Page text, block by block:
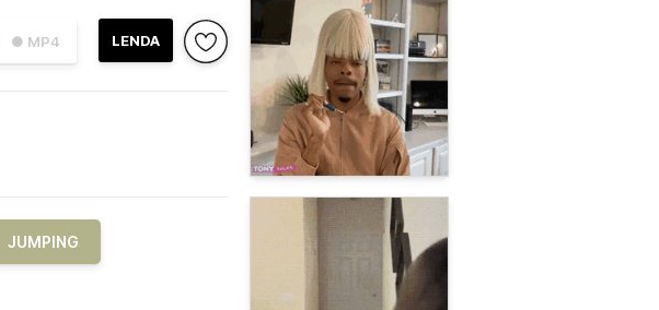
● MP4 LENDA
JUMPING